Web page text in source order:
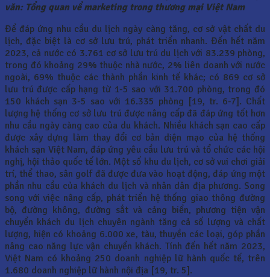
văn: Tổng quan về marketing trong thương mại Việt Nam
Để đáp ứng nhu cầu du lịch ngày càng tăng, cơ sở vật chất du
lịch, đặc biệt là cơ sở lưu trú, phát triển nhanh. Đến hết năm
2023, cả nước có 3.761 cơ sở lưu trú du lịch với 83.239 phòng,
trong đó khoảng 29% thuộc nhà nước, 2% liên doanh với nước
ngoài, 69% thuộc các thành phần kinh tế khác; có 869 cơ sở
lưu trú được cấp hạng từ 1-5 sao với 31.700 phòng, trong đó
150 khách sạn 3-5 sao với 16.335 phòng [19, tr. 6-7]. Chất
lượng hệ thống cơ sở lưu trú được nâng cấp đã đáp ứng tốt hơn
nhu cầu ngày càng cao của du khách. Nhiều khách sạn cao cấp
được xây dựng làm thay đổi cơ bản diện mạo của hệ thống
khách sạn Việt Nam, đáp ứng yêu cầu lưu trú và tổ chức các hội
nghị, hội thảo quốc tế lớn. Một số khu du lịch, cơ sở vui chơi giải
trí, thể thao, sân golf đã được đưa vào hoạt động, đáp ứng một
phần nhu cầu của khách du lịch và nhân dân địa phương. Song
song với việc nâng cấp, phát triển hệ thống giao thông đường
bộ, đường không, đường sắt và cảng biển, phương tiện vận
chuyển khách du lịch chuyên ngành tăng cả số lượng và chất
lượng, hiện có khoảng 6.000 xe, tàu, thuyền các loại, góp phần
nâng cao năng lực vận chuyển khách. Tính đến hết năm 2023,
Việt Nam có khoảng 250 doanh nghiệp lữ hành quốc tế, trên
1.680 doanh nghiệp lữ hành nội địa [19, tr. 5].